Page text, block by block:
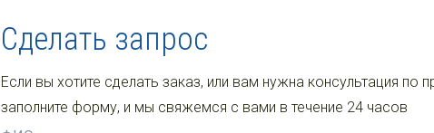
Сделать запрос
Если вы хотите сделать заказ, или вам нужна консультация по
заполните форму, и мы свяжемся с вами в течение 24 часов